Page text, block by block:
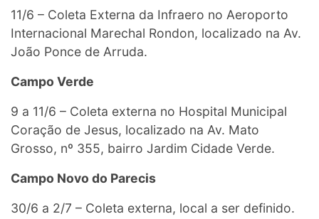
11/6 – Coleta Externa da Infraero no Aeroporto
Internacional Marechal Rondon, localizado na Av.
João Ponce de Arruda.
Campo Verde
9 a 11/6 – Coleta externa no Hospital Municipal
Coração de Jesus, localizado na Av. Mato
Grosso, nº 355, bairro Jardim Cidade Verde.
Campo Novo do Parecis
30/6 a 2/7 – Coleta externa, local a ser definido.